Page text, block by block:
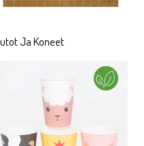
kuin muita
ja lilan
elää; mystinen,
elämä.
välkehtivät
retki
Ja Koneet